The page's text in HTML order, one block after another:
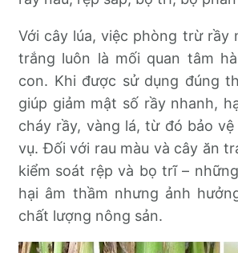
Với cây lúa, việc phòng trừ rầy
trắng luôn là mối quan tâm
con. Khi được sử dụng đúng
giúp giảm mật số rầy nhanh,
cháy rầy, vàng lá, từ đó bảo
vụ. Đối với rau màu và cây ăn
kiểm soát rệp và bọ trĩ –
hại âm thầm nhưng ảnh
chất lượng nông sản.